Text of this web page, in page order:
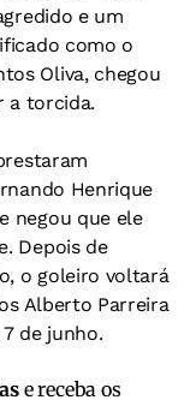
e um
como o
Oliva, chegou
a torcida.
Henrique
negou que ele
Depois de
o goleiro voltará
Alberto Parreira
de junho.
e receba os